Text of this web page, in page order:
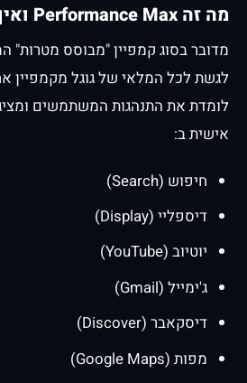
מה זה Performance Max ואיך ה-AI עובד?
מדובר בסוג קמפיין "מבוסס
לגשת לכל המלאי של גוגל מקמפיין
לומדת את התנהגות המשתמשים
אישית ב:
חיפוש (Search)
דיספליי (Display)
יוטיוב (YouTube)
ג'ימייל (Gmail)
דיסקאבר (Discover)
מפות (Google Maps)